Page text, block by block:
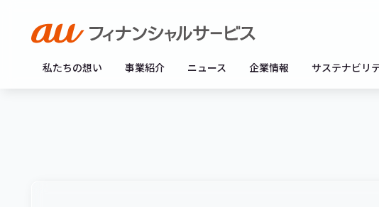
私たちの想い 事業紹介 ニュース 企業情報 サステナビリ